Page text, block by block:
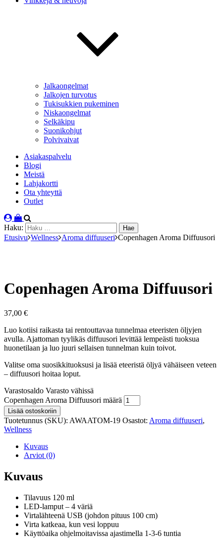
Jalkaongelmat
Jalkojen turvotus
Tukisukkien pukeminen
Niskaongelmat
Selkäkipu
Suonikohjut
Polvivaivat
Asiakaspalvelu
Blogi
Meistä
Lahjakortti
Ota yhteyttä
Outlet
Haku:
Etusivu Wellness Aroma diffuuseri Copenhagen Aroma Diffuusori
Copenhagen Aroma Diffuusori
37,00 €
Luo kotiisi raikasta tai rentouttavaa tunnelmaa eteeristen öljyjen
avulla. Ajattoman tyylikäs diffuusori levittää lempeästi tuoksua
huonetilaan ja luo juuri sellaisen tunnelman kuin toivot.
Valitse oma suosikkituoksusi ja lisää eteeristä öljyä vähäiseen veteen
– diffuusori hoitaa loput.
Varastosaldo Varasto vähissä
Copenhagen Aroma Diffuusori määrä
Lisää ostoskoriin
Tuotetunnus (SKU): AWAATOM-19 Osastot: Aroma diffuuseri,
Wellness
Kuvaus
Arviot (0)
Kuvaus
Tilavuus 120 ml
LED-lamput – 4 väriä
Virtalähteenä USB (johdon pituus 100 cm)
Virta katkeaa, kun vesi loppuu
Käyttöaika ohjelmoitavissa ajastimella 1-3-6 tuntia